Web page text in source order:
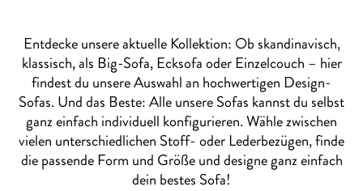
Entdecke unsere aktuelle Kollektion: Ob skandinavisch,
klassisch, als Big-Sofa, Ecksofa oder Einzelcouch – hier
findest du unsere Auswahl an hochwertigen Design-
Sofas. Und das Beste: Alle unsere Sofas kannst du selbst
ganz einfach individuell konfigurieren. Wähle zwischen
vielen unterschiedlichen Stoff- oder Lederbezügen, finde
die passende Form und Größe und designe ganz einfach
dein bestes Sofa!